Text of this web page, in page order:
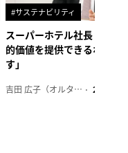
#サステナビリティ
スーパーホテル社長「地域
的価値を提供できるホテル
す」
吉田 広子（オルタナ輪番編集長） 2026年6